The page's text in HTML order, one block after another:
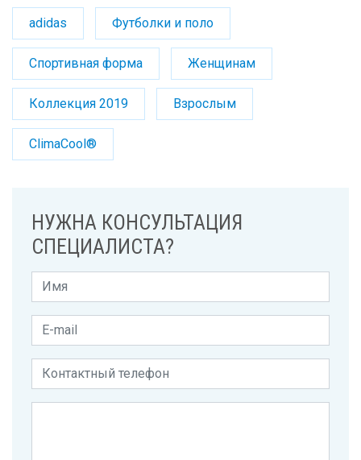
adidas Футболки и поло
Спортивная форма Женщинам
Коллекция 2019 Взрослым
ClimaCool®
НУЖНА КОНСУЛЬТАЦИЯ
СПЕЦИАЛИСТА?